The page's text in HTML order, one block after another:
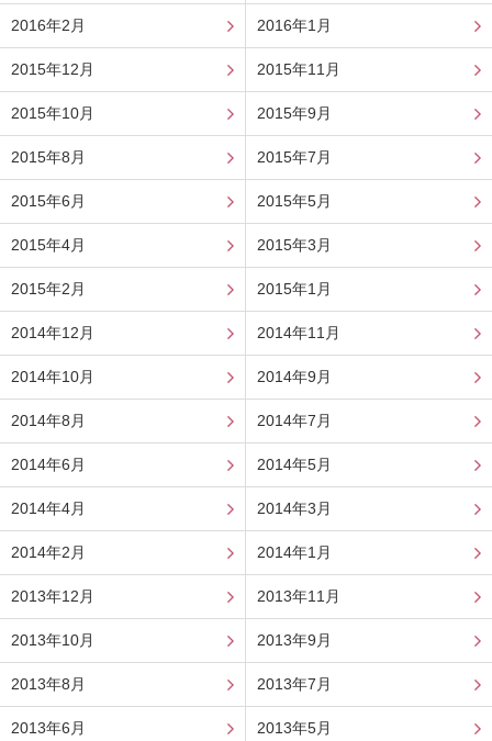
2016年2月 2016年1月
2015年12月 2015年11月
2015年10月 2015年9月
2015年8月 2015年7月
2015年6月 2015年5月
2015年4月 2015年3月
2015年2月 2015年1月
2014年12月 2014年11月
2014年10月 2014年9月
2014年8月 2014年7月
2014年6月 2014年5月
2014年4月 2014年3月
2014年2月 2014年1月
2013年12月 2013年11月
2013年10月 2013年9月
2013年8月 2013年7月
2013年6月 2013年5月